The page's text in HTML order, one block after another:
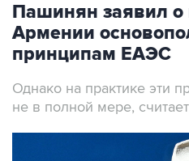
Пашинян заявил о
Армении
принципам ЕАЭС
Однако на практике эти
не в полной мере,